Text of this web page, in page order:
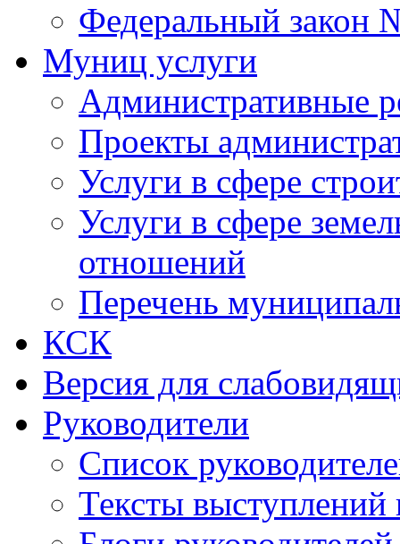
Федеральный закон
Муниц услуги
Административные
Проекты
Услуги в сфере
Услуги в сфере
отношений
Перечень
КСК
Версия для
Руководители
Список
Тексты выступлений